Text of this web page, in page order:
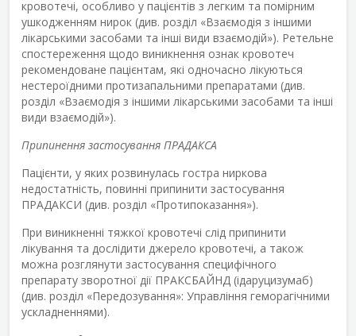
кровотечі, особливо у пацієнтів з легким та помірним
ушкодженням нирок (див. розділ «Взаємодія з іншими
лікарськими засобами та інші види взаємодій»). Ретельне
спостереження щодо виникнення ознак кровотеч
рекомендоване пацієнтам, які одночасно лікуються
нестероїдними протизапальними препаратами (див.
розділ «Взаємодія з іншими лікарськими засобами та інші
види взаємодій»).
Припинення застосування ПРАДАКСА
Пацієнти, у яких розвинулась гостра ниркова
недостатність, повинні припинити застосування
ПРАДАКСИ (див. розділ «Протипоказання»).
При виникненні тяжкої кровотечі слід припинити
лікування та дослідити джерело кровотечі, а також
можна розглянути застосування специфічного
препарату зворотної дії ПРАКСБАЙНД (ідаруцизумаб)
(див. розділ «Передозування»: Управління геморагічними
ускладненнями).